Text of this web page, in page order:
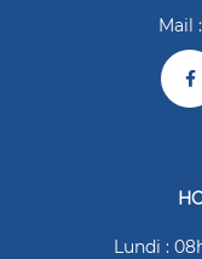
Mail :
Lundi :